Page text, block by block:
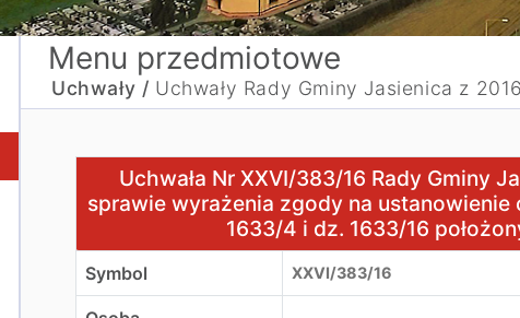
Menu przedmiotowe
Uchwały / Uchwały Rady Gminy Jasienica z
Uchwała Nr XXVI/383/16 Rady Gminy Jasienica z
Uchwała Nr XXVI/383/16 Rady Gminy
sprawie wyrażenia zgody na ustanowienie
1633/4 i dz. 1633/16
Symbol XXVI/383/16